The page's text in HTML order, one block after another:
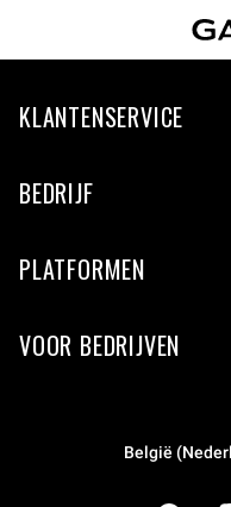
KLANTENSERVICE
BEDRIJF
PLATFORMEN
VOOR BEDRIJVEN
België